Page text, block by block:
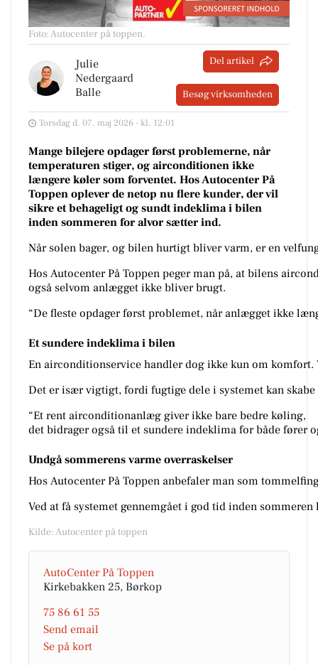
Foto: Autocenter på toppen.
Julie
Nedergaard
Balle
Del artikel
Besøg virksomheden
Torsdag d. 07. maj 2026 - kl. 12:01
Mange bilejere opdager først problemerne, når
temperaturen stiger, og airconditionen ikke
længere køler som forventet. Hos Autocenter På
Toppen oplever de netop nu flere kunder, der vil
sikre et behageligt og sundt indeklima i bilen
inden sommeren for alvor sætter ind.
Når solen bager, og bilen hurtigt bliver varm, er en
Hos Autocenter På Toppen peger man på, at bilens
også selvom anlægget ikke bliver brugt.
“De fleste opdager først problemet, når anlægget ikke
Et sundere indeklima i bilen
En airconditionservice handler dog ikke kun om
Det er især vigtigt, fordi fugtige dele i systemet kan
“Et rent airconditionanlæg giver ikke bare bedre køling,
det bidrager også til et sundere indeklima for både fører
Undgå sommerens varme overraskelser
Hos Autocenter På Toppen anbefaler man som
Ved at få systemet gennemgået i god tid inden
Kilde: Autocenter på toppen
AutoCenter På Toppen
Kirkebakken 25, Børkop
75 86 61 55
Send email
Se på kort